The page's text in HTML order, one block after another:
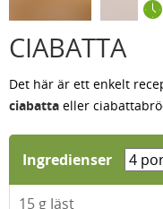
CIABATTA
Det här är ett enkelt
ciabatta eller
Ingredienser
15 g Jäst